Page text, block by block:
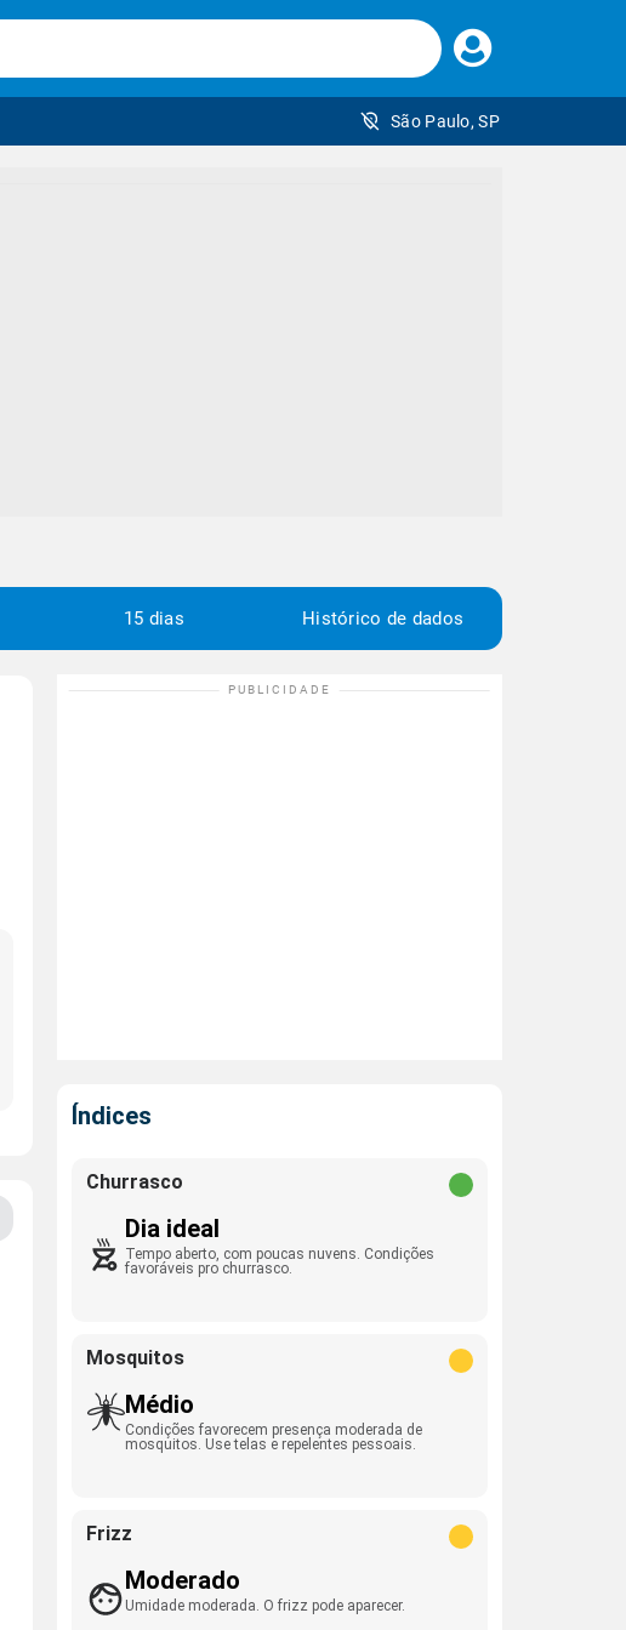
Faça
seu
São Paulo, SP
15 dias Histórico de dados
Índices
Churrasco
Dia ideal
Tempo aberto, com poucas nuvens. Condições
favoráveis pro churrasco.
Mosquitos
Médio
Condições favorecem presença moderada de
mosquitos. Use telas e repelentes pessoais.
Frizz
Moderado
Umidade moderada. O frizz pode aparecer.